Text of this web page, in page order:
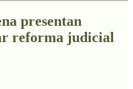
presentan
reforma judicial